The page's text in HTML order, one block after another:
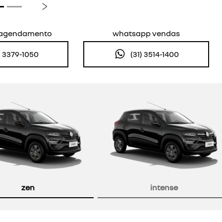
Próximo
3379-1050
whatsapp vendas
(31) 3514-1400
zen intense